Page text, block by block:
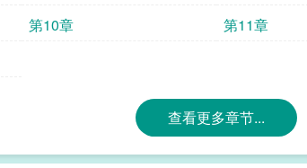
第10章 第11章
查看更多章节...